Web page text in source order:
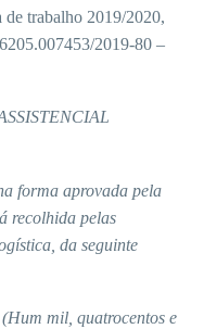
de trabalho 2019/2020,
2019-80 –
forma aprovada pela
recolhida pelas
da seguinte
(Hum mil, quatrocentos e